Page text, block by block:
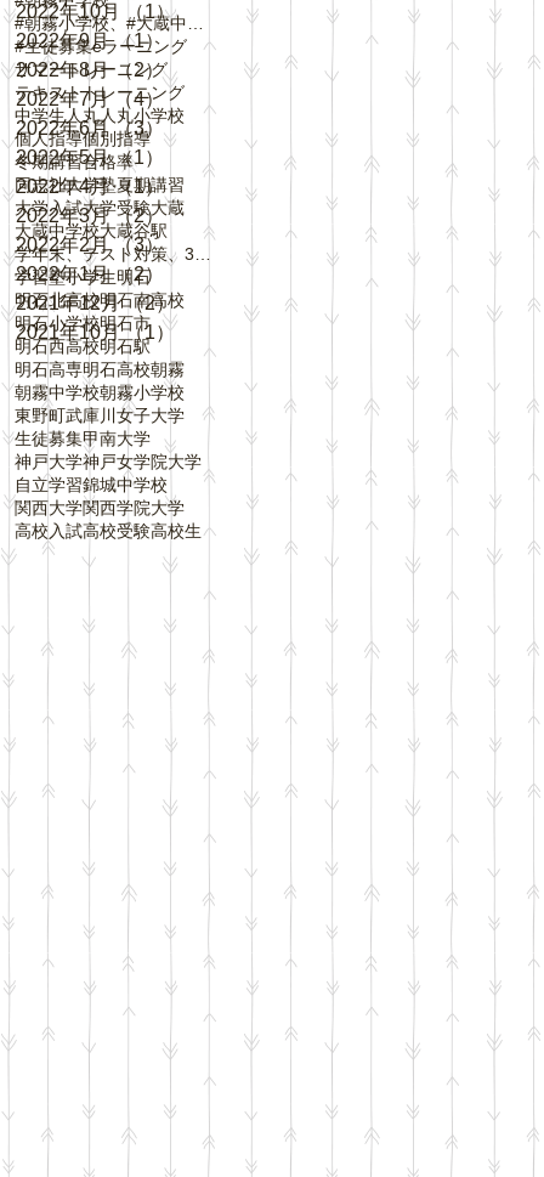
2022年10月
（1）1件の記事
2022年9月 （1） 1件の記事
2022年8月 （2）2件の記事
2022年7月 （4）4件の記事
2022年6月 （3） 3件の記事
2022年5月 （1）
2022年4月 （1）1件の記事
2022年3月 （2）2件の記事
2022年2月 （3）3件の記事
2022年1月 （2）
2021年12月 （2）2件の記事
2021年10月 （1）
#生徒募集eラーニング
サマートレーニング
テキストトレーニング
中学生人丸人丸小学校
個人指導個別指導
冬期講習合格率
同志社大学塾夏期講習
大学入試大学受験大蔵
大蔵中学校大蔵谷駅
学習塾小学生明石
明石北高校明石南高校
明石小学校明石市
明石西高校明石駅
明石高専明石高校朝霧
朝霧中学校朝霧小学校
東野町武庫川女子大学
生徒募集甲南大学
神戸大学神戸女学院大学
自立学習錦城中学校
関西大学関西学院大学
高校入試高校受験高校生